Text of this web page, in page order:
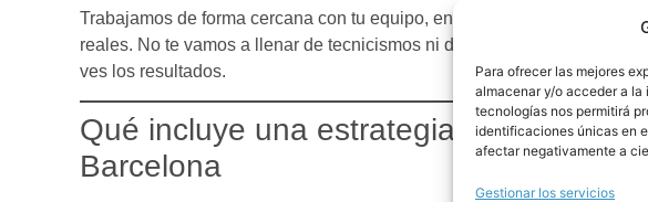
Para ofrecer las mejores
almacenar y/o acceder a
tecnologías nos permitirá
identificaciones únicas en
afectar negativamente a
Gestionar los servicios
Trabajamos de forma cercana con tu equipo, entendiendo tus tiempos,
reales. No te vamos a llenar de tecnicismos ni de tareas imposibles: nos
ves los resultados.
Qué incluye una estrategia efectiva
Barcelona